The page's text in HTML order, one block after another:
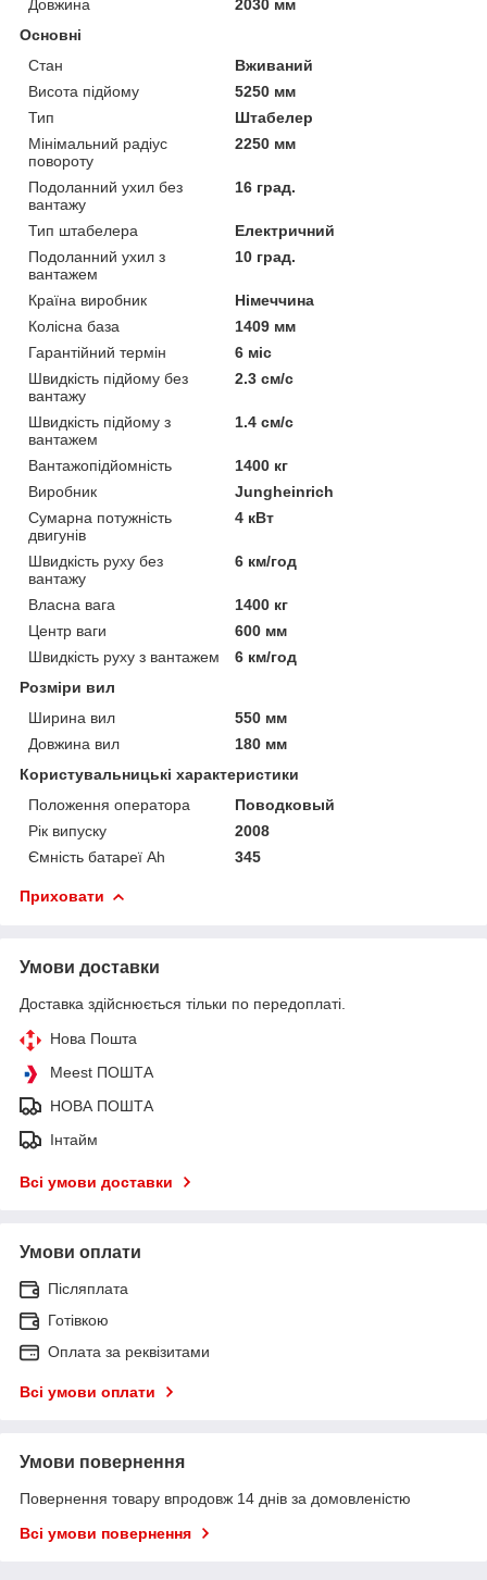
Довжина
2030 мм
Основні
Стан
Вживаний
Висота підйому
5250 мм
Тип
Штабелер
Мінімальний радіус
повороту
2250 мм
Подоланний ухил без
вантажу
16 град.
Тип штабелера
Електричний
Подоланний ухил з
вантажем
10 град.
Країна виробник
Німеччина
Колісна база
1409 мм
Гарантійний термін
6 міс
Швидкість підйому без
вантажу
2.3 см/с
Швидкість підйому з
вантажем
1.4 см/с
Вантажопідйомність
1400 кг
Виробник
Jungheinrich
Сумарна потужність
двигунів
4 кВт
Швидкість руху без
вантажу
6 км/год
Власна вага
1400 кг
Центр ваги
600 мм
Швидкість руху з вантажем
6 км/год
Розміри вил
Ширина вил
550 мм
Довжина вил
180 мм
Користувальницькі характеристики
Положення оператора
Поводковый
Рік випуску
2008
Ємність батареї Ah
345
Приховати
Умови доставки
Доставка здійснюється тільки по передоплаті.
Нова Пошта
Meest ПОШТА
НОВА ПОШТА
Інтайм
Всі умови доставки
Умови оплати
Післяплата
Готівкою
Оплата за реквізитами
Всі умови оплати
Умови повернення
Повернення товару впродовж 14 днів за домовленістю
Всі умови повернення